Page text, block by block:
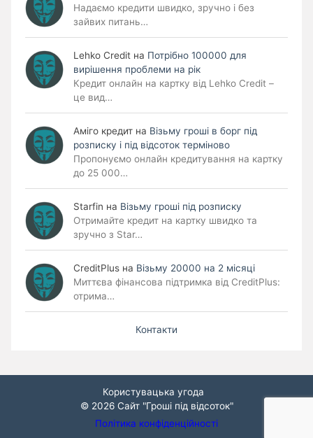
Надаємо кредити швидко, зручно і без
зайвих питань…
Lehko Сredit на Потрібно 100000 для
вирішення проблеми на рік
Кредит онлайн на картку від Lehko Credit –
це вид…
Аміго кредит на Візьму гроші в борг під
розписку і під відсоток терміново
Пропонуємо онлайн кредитування на картку
до 25 000…
Starfin на Візьму гроші під розписку
Отримайте кредит на картку швидко та
зручно з Star…
CreditPlus на Візьму 20000 на 2 місяці
Миттєва фінансова підтримка від CreditPlus:
отрима…
Контакти
Користувацька угода
© 2026 Сайт "Гроші під відсоток"
Політика конфіденційності